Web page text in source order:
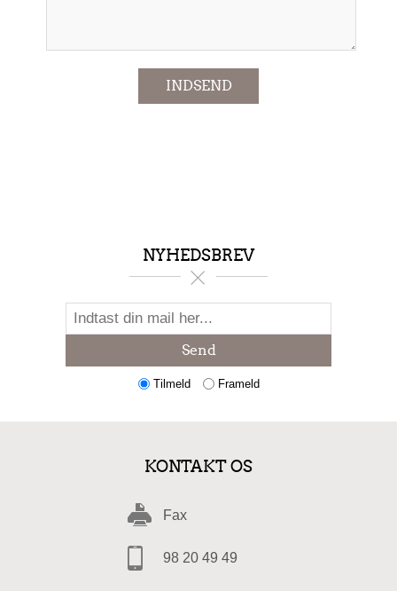
INDSEND
NYHEDSBREV
Send
Tilmeld Frameld
KONTAKT OS
Fax
98 20 49 49